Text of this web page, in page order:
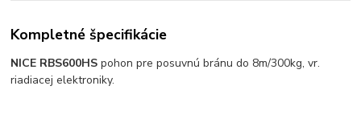
Kompletné špecifikácie
NICE RBS600HS pohon pre posuvnú bránu do 8m/300kg, vr.
riadiacej elektroniky.